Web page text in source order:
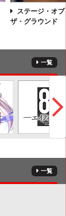
ステージ・オブ
ザ・グラウンド
一覧
一覧